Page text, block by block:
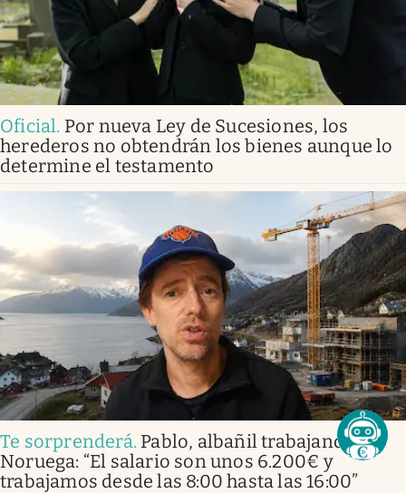
Oficial. Por nueva Ley de Sucesiones, los
herederos no obtendrán los bienes aunque lo
determine el testamento
Te sorprenderá. Pablo, albañil trabajando en
Noruega: “El salario son unos 6.200€ y
trabajamos desde las 8:00 hasta las 16:00”